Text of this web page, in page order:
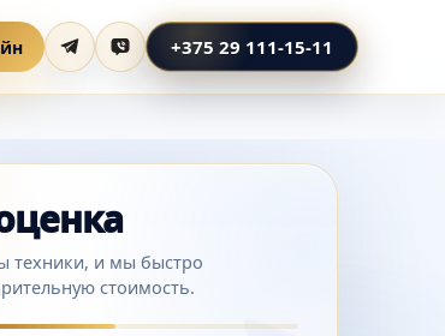
+375 29 111-15-11
техники, и мы быстро
стоимость.